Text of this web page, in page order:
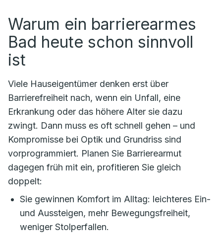
Warum ein barrierearmes
Bad heute schon sinnvoll
ist
Viele Hauseigentümer denken erst über
Barrierefreiheit nach, wenn ein Unfall, eine
Erkrankung oder das höhere Alter sie dazu
zwingt. Dann muss es oft schnell gehen – und
Kompromisse bei Optik und Grundriss sind
vorprogrammiert. Planen Sie Barrierearmut
dagegen früh mit ein, profitieren Sie gleich
doppelt:
Sie gewinnen Komfort im Alltag: leichteres Ein-
und Aussteigen, mehr Bewegungsfreiheit,
weniger Stolperfallen.